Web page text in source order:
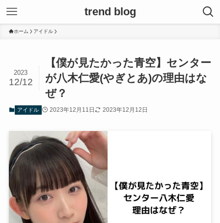
trend blog
ホーム アイドル
【僕が見たかった青空】センター
が八木仁愛(やぎとあ)の理由はな
ぜ？
2023
12/12
アイドル 2023年12月11日 2023年12月12日